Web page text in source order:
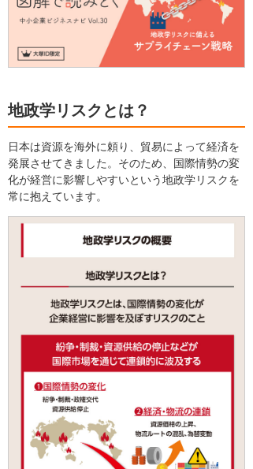
地政学リスクとは？
日本は資源を海外に頼り、貿易によって経済を
発展させてきました。そのため、国際情勢の変
化が経営に影響しやすいという地政学リスクを
常に抱えています。